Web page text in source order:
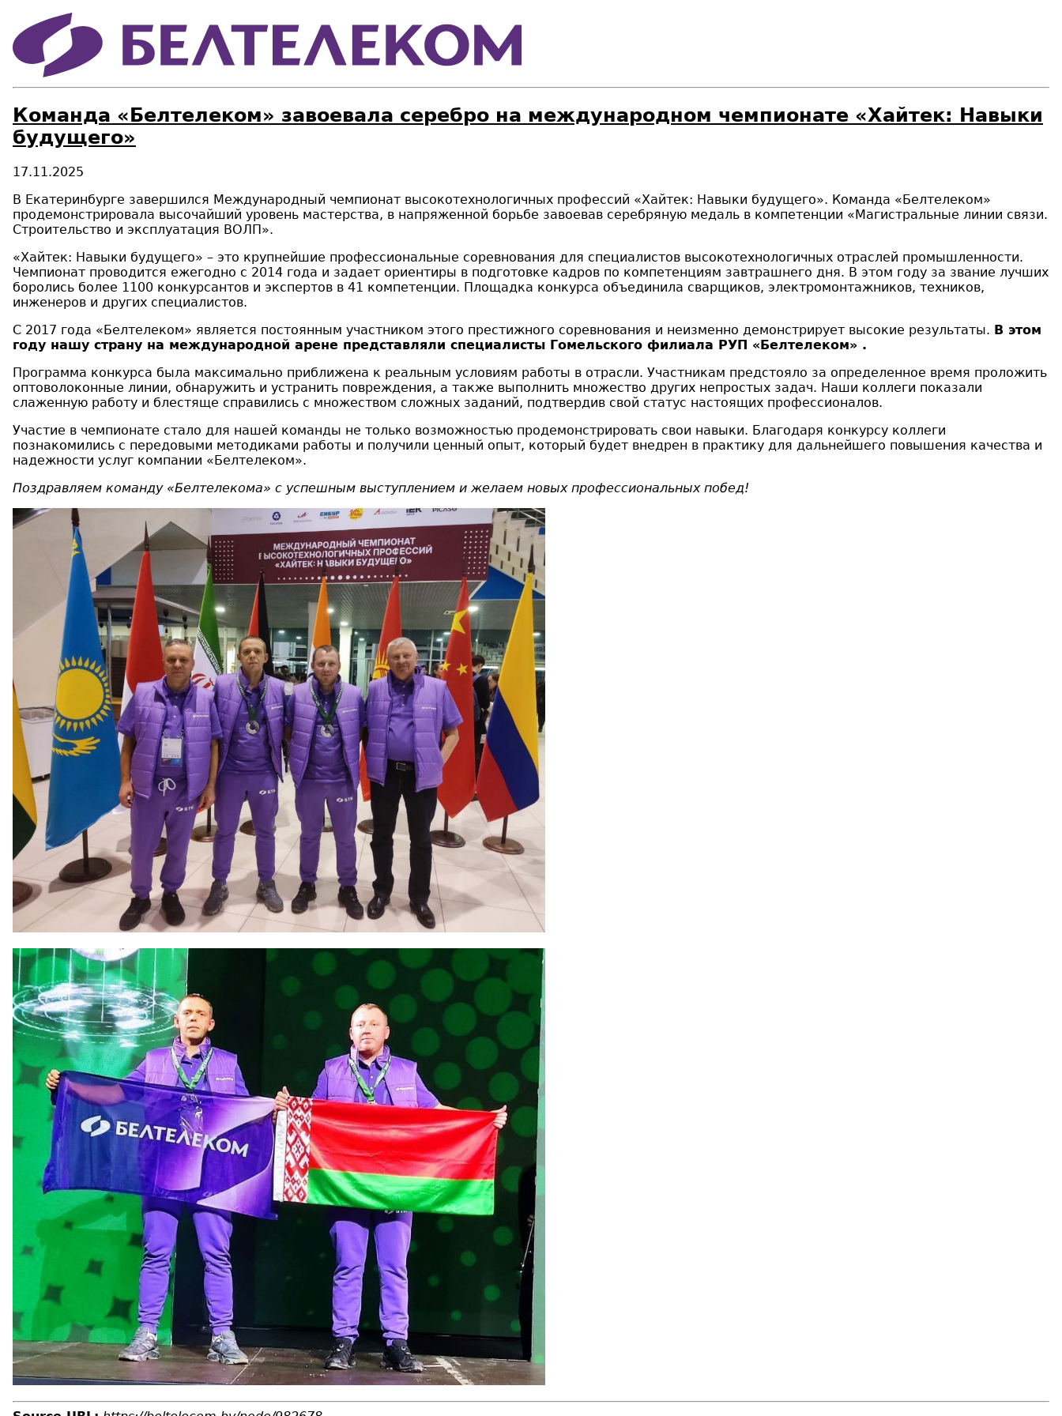
Команда «Белтелеком» завоевала серебро на международном чемпионате «Хайтек: Навыки
будущего»
17.11.2025
В Екатеринбурге завершился Международный чемпионат высокотехнологичных профессий «Хайтек: Навыки будущего». Команда «Белтелеком»
продемонстрировала высочайший уровень мастерства, в напряженной борьбе завоевав серебряную медаль в компетенции «Магистральные линии связи.
Строительство и эксплуатация ВОЛП».
«Хайтек: Навыки будущего» – это крупнейшие профессиональные соревнования для специалистов высокотехнологичных отраслей промышленности.
Чемпионат проводится ежегодно с 2014 года и задает ориентиры в подготовке кадров по компетенциям завтрашнего дня. В этом году за звание лучших
боролись более 1100 конкурсантов и экспертов в 41 компетенции. Площадка конкурса объединила сварщиков, электромонтажников, техников,
инженеров и других специалистов.
С 2017 года «Белтелеком» является постоянным участником этого престижного соревнования и неизменно демонстрирует высокие результаты. В этом
году нашу страну на международной арене представляли специалисты Гомельского филиала РУП «Белтелеком» .
Программа конкурса была максимально приближена к реальным условиям работы в отрасли. Участникам предстояло за определенное время проложить
оптоволоконные линии, обнаружить и устранить повреждения, а также выполнить множество других непростых задач. Наши коллеги показали
слаженную работу и блестяще справились с множеством сложных заданий, подтвердив свой статус настоящих профессионалов.
Участие в чемпионате стало для нашей команды не только возможностью продемонстрировать свои навыки. Благодаря конкурсу коллеги
познакомились с передовыми методиками работы и получили ценный опыт, который будет внедрен в практику для дальнейшего повышения качества и
надежности услуг компании «Белтелеком».
Поздравляем команду «Белтелекома» с успешным выступлением и желаем новых профессиональных побед!